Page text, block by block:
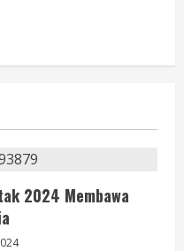
2024 Membawa